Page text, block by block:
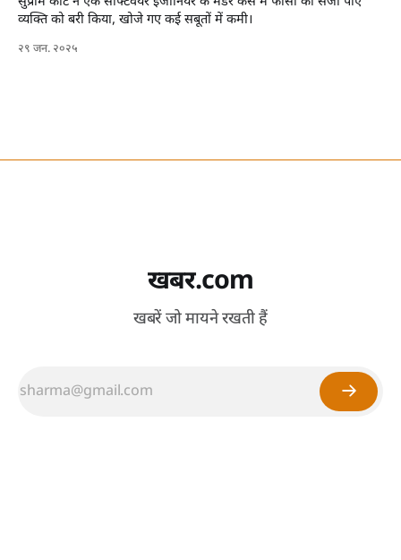
व्यक्ति को बरी किया, खोजे गए कई सबूतों में कमी।
२९ जन. २०२५
खबर.com
खबरें जो मायने रखती हैं